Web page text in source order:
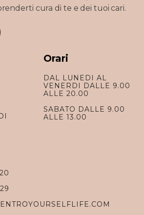
cura di te e dei tuoi cari.
Orari
DAL LUNEDI AL
VENERDI DALLE 9.00
ALLE 20.00
SABATO DALLE 9.00
ALLE 13.00